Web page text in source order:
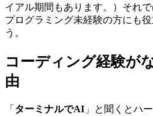
イアル期間もあります。）それ
プログラミング未経験の方にも
う。
コーディング経験が
由
「 ターミナルでAI 」と聞くとハ